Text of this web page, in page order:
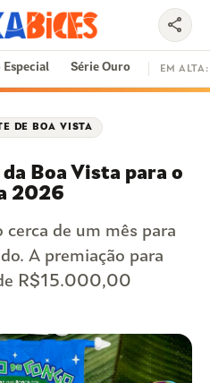
SAMBA-ENREDO
share
Especial Série Ouro EM ALTA:
DE BOA VISTA
Boa Vista para o
2026
de um mês para
A premiação para
R$15.000,00